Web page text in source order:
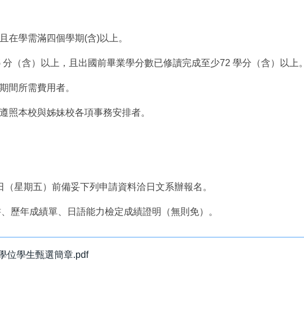
在學需滿四個學期(含)以上。
（含）以上，且出國前畢業學分數已修讀完成至少72 學分（含）以上。
間所需費用者。
照本校與姊妹校各項事務安排者。
星期五）前備妥下列申請資料洽日文系辦報名。
歷年成績單、日語能力檢定成績證明（無則免）。
位學生甄選簡章.pdf